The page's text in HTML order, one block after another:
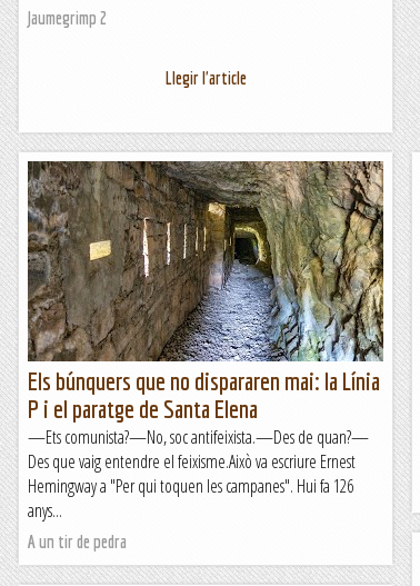
Jaumegrimp 2
Llegir l'article
Els búnquers que no dispararen mai: la Línia
P i el paratge de Santa Elena
—Ets comunista?—No, soc antifeixista.—Des de quan?—
Des que vaig entendre el feixisme.Això va escriure Ernest
Hemingway a "Per qui toquen les campanes". Hui fa 126
anys...
A un tir de pedra